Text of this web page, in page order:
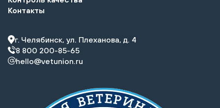
Контакты
г. Челябинск, ул. Плеханова, д. 4
8 800 200-85-65
hello@vetunion.ru